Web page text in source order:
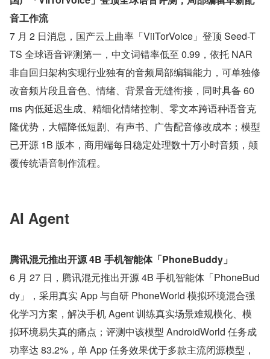
音工作流
7 月 2 日消息，国产云上曲率「ViiTorVoice」登顶 Seed-T
TS 全球语音评测第一，中文词错率低至 0.99，依托 NAR
非自回归架构实现行业独有的音频局部编辑能力，可单独修
改音频片段且音色、情绪、背景音无缝衔接，同时具备 60
ms 内低延迟生成、精细化情绪控制、零文本跨语种语音克
隆优势，大幅降低短剧、有声书、广告配音修改成本；模型
已开源 1B 版本，商用端每日稳定处理数十万小时音频，颠
覆传统语音制作流程。
AI Agent
腾讯混元推出开源 4B 手机智能体「PhoneBuddy」
6 月 27 日，腾讯混元推出开源 4B 手机智能体「PhoneBud
dy」，采用真实 App 与自研 PhoneWorld 模拟环境混合强
化学习方案，解决手机 Agent 训练真实场景难规模化、模
拟环境易失真的痛点；评测中该模型 AndroidWorld 任务成
功率达 83.2%，单 App 任务效果优于多款主流闭源模型，